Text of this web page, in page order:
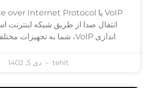
انتقال صدا از طریق شبکه اینترنت
اندازی VoIP، شما به تجهیزات مختلفی نیاز دارید.
tehit دی 5, 1402